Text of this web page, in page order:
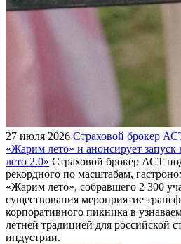
27 июля 2026 Страховой брокер
«Жарим лето» и анонсирует
лето 2.0» Страховой брокер АСТ
рекордного по масштабам,
«Жарим лето», собравшего 2 300
существования мероприятие
корпоративного пикника в
летней традицией для российской
индустрии.